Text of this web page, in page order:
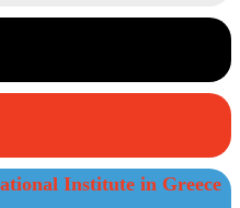
Institute in Greece